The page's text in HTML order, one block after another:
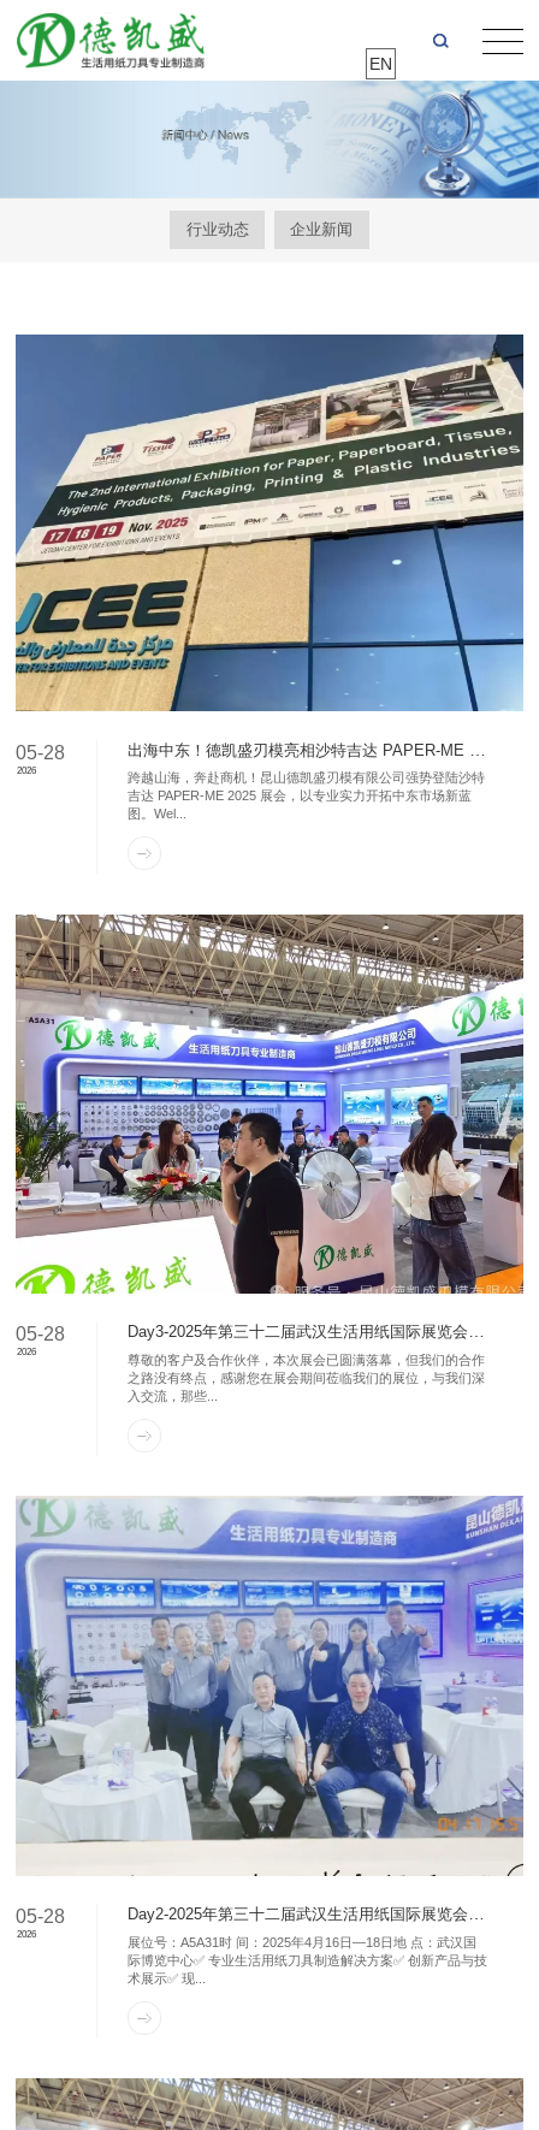
EN
行业动态 企业新闻
05-28
2026
跨越山海，奔赴商机！昆山德凯盛刃模有限公司强势登陆沙特
吉达 PAPER-ME 2025 展会，以专业实力开拓中东市场新蓝
图。Wel...
05-28
2026
Day3-2025年第三十二届武汉生活用纸国际展览会圆满结束 德凯盛：A5A31
尊敬的客户及合作伙伴，本次展会已圆满落幕，但我们的合作
之路没有终点，感谢您在展会期间莅临我们的展位，与我们深
入交流，那些...
05-28
2026
Day2-2025年第三十二届武汉生活用纸国际展览会 德凯盛：A5A31
展位号：A5A31时 间：2025年4月16日—18日地 点：武汉国
际博览中心✅ 专业生活用纸刀具制造解决方案✅ 创新产品与技
术展示✅ 现...